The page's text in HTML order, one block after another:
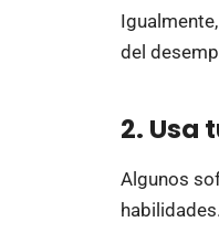
del
2. Usa
Algunos
habilidades.